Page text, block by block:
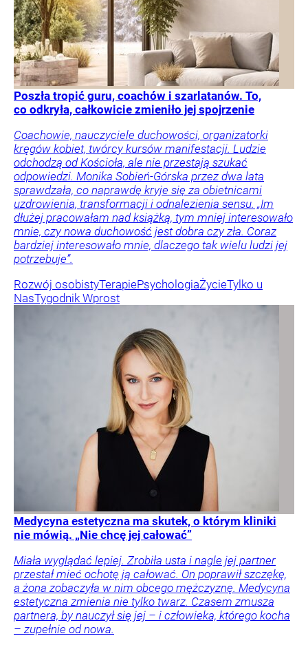
Poszła tropić guru, coachów i szarlatanów. To,
co odkryła, całkowicie zmieniło jej spojrzenie
Coachowie, nauczyciele duchowości, organizatorki
kręgów kobiet, twórcy kursów manifestacji. Ludzie
odchodzą od Kościoła, ale nie przestają szukać
odpowiedzi. Monika Sobień-Górska przez dwa lata
sprawdzała, co naprawdę kryje się za obietnicami
uzdrowienia, transformacji i odnalezienia sensu. „Im
dłużej pracowałam nad książką, tym mniej interesowało
mnie, czy nowa duchowość jest dobra czy zła. Coraz
bardziej interesowało mnie, dlaczego tak wielu ludzi jej
potrzebuje”.
Rozwój osobistyTerapiePsychologiaŻycieTylko u
NasTygodnik Wprost
Medycyna estetyczna ma skutek, o którym kliniki
nie mówią. „Nie chcę jej całować”
Miała wyglądać lepiej. Zrobiła usta i nagle jej partner
przestał mieć ochotę ją całować. On poprawił szczękę,
a żona zobaczyła w nim obcego mężczyznę. Medycyna
estetyczna zmienia nie tylko twarz. Czasem zmusza
partnera, by nauczył się jej – i człowieka, którego kocha
– zupełnie od nowa.